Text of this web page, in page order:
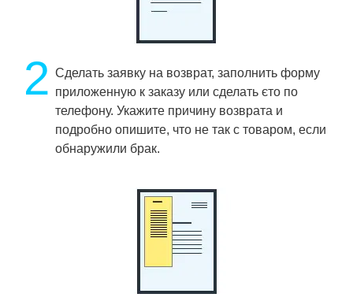
2 Сделать заявку на возврат, заполнить форму
приложенную к заказу или сделать єто по
телефону. Укажите причину возврата и
подробно опишите, что не так с товаром, если
обнаружили брак.